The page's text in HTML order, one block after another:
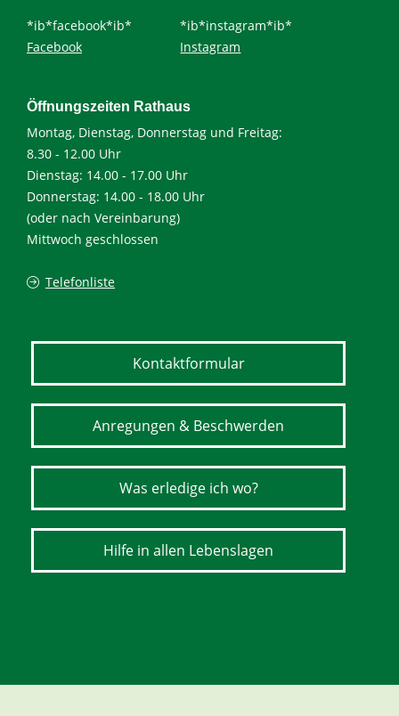
*ib*facebook*ib*
Facebook
*ib*instagram*ib*
Instagram
Öffnungszeiten Rathaus
Montag, Dienstag, Donnerstag und Freitag:
8.30 - 12.00 Uhr
Dienstag: 14.00 - 17.00 Uhr
Donnerstag: 14.00 - 18.00 Uhr
(oder nach Vereinbarung)
Mittwoch geschlossen
Telefonliste
Kontaktformular
Anregungen & Beschwerden
Was erledige ich wo?
Hilfe in allen Lebenslagen